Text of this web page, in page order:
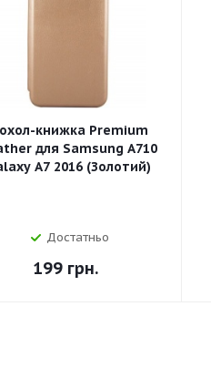
книжка Premium
для Samsung A710
A7 2016 (Золотий)
Достатньо
199 грн.